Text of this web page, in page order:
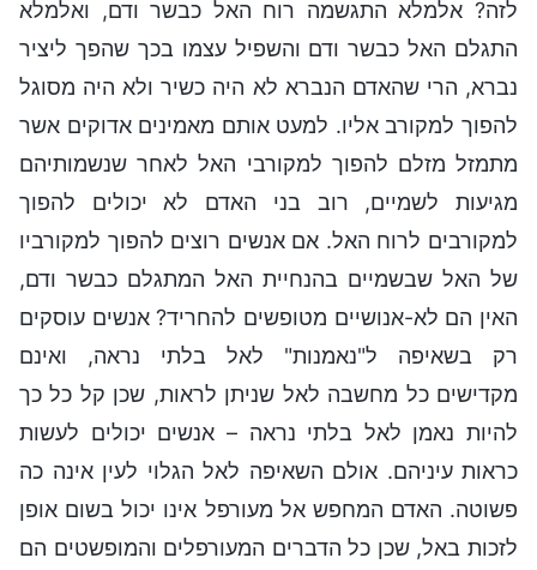
לזה? אלמלא התגשמה רוח האל כבשר ודם, ואלמלא
התגלם האל כבשר ודם והשפיל עצמו בכך שהפך ליציר
נברא, הרי שהאדם הנברא לא היה כשיר ולא היה מסוגל
להפוך למקורב אליו. למעט אותם מאמינים אדוקים אשר
מתמזל מזלם להפוך למקורבי האל לאחר שנשמותיהם
מגיעות לשמיים, רוב בני האדם לא יכולים להפוך
למקורבים לרוח האל. אם אנשים רוצים להפוך למקורביו
של האל שבשמיים בהנחיית האל המתגלם כבשר ודם,
האין הם לא-אנושיים מטופשים להחריד? אנשים עוסקים
רק בשאיפה ל"נאמנות" לאל בלתי נראה, ואינם
מקדישים כל מחשבה לאל שניתן לראות, שכן קל כל כך
להיות נאמן לאל בלתי נראה – אנשים יכולים לעשות
כראות עיניהם. אולם השאיפה לאל הגלוי לעין אינה כה
פשוטה. האדם המחפש אל מעורפל אינו יכול בשום אופן
לזכות באל, שכן כל הדברים המעורפלים והמופשטים הם